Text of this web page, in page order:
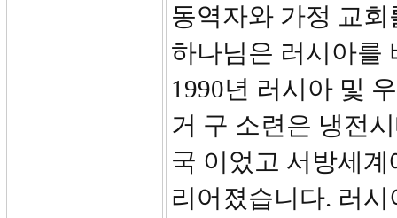
동역자와 가정 교
하나님은 러시아를
1990년 러시아 및
거 구 소련은 냉전
국 이었고 서방세계
리어졌습니다. 러